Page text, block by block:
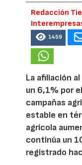
Redacción
1459
La afiliación
un 6,1% por
campañas
estable en
agrícola
continúa un
registrado